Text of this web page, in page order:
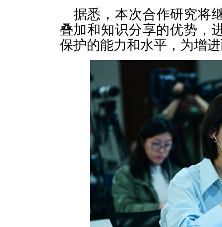
据悉，本次合作研究将
叠加和知识分享的优势，
保护的能力和水平，为增